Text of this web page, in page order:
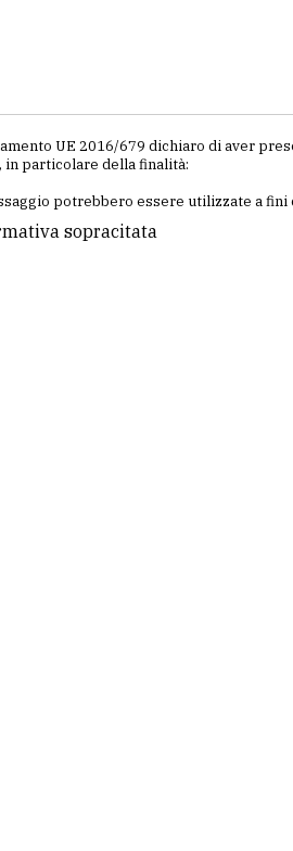
UE 2016/679 dichiaro di aver
, in particolare della finalità:
potrebbero essere utilizzate a fini
sopracitata